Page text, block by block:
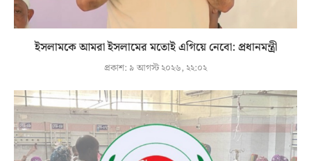
ইসলামকে আমরা ইসলামের মতোই এগিয়ে নেবো: প্রধানমন্ত্রী
প্রকাশ: ৯ আগস্ট ২০২৬, ২২:০২